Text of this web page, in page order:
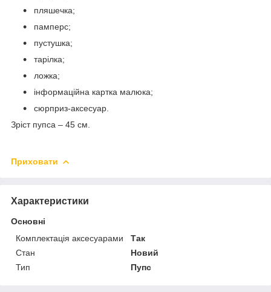
пляшечка;
памперс;
пустушка;
тарілка;
ложка;
інформаційна картка малюка;
сюрприз-аксесуар.
Зріст пупса – 45 см.
Приховати
Характеристики
Основні
Комплектація аксесуарами
Так
Стан
Новий
Тип
Пупс